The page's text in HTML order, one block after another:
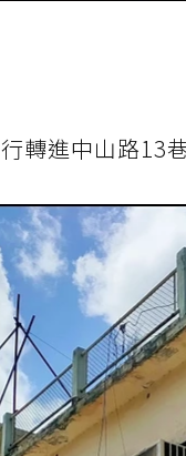
轉進中山路13